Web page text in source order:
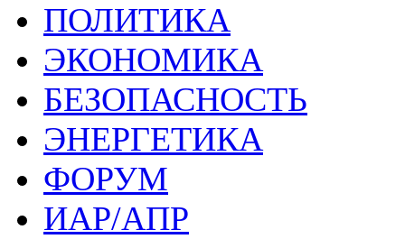
ПОЛИТИКА
ЭКОНОМИКА
БЕЗОПАСНОСТЬ
ЭНЕРГЕТИКА
ФОРУМ
ИАР/АПР